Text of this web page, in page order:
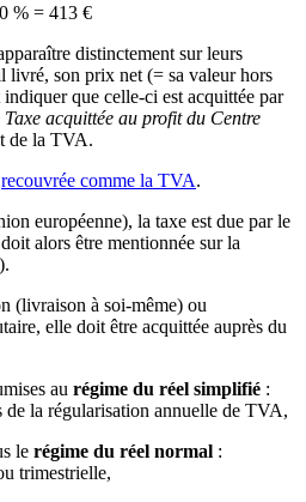
% = 413 €
distinctement sur leurs
livré, son prix net (= sa valeur hors
que celle-ci est acquittée par
Taxe acquittée au profit du Centre
de la TVA.
recouvrée comme la TVA.
européenne), la taxe est due par le
alors être mentionnée sur la
(livraison à soi-même) ou
elle doit être acquittée auprès du
au régime du réel simplifié :
de la régularisation annuelle de TVA,
le régime du réel normal :
trimestrielle,